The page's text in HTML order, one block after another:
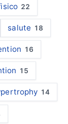
22
salute 18
16
15
14